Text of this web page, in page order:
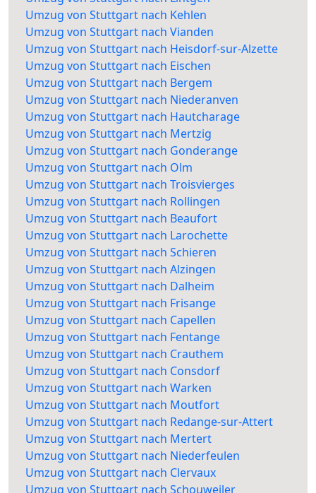
Umzug von Stuttgart nach Kehlen
Umzug von Stuttgart nach Vianden
Umzug von Stuttgart nach Heisdorf-sur-Alzette
Umzug von Stuttgart nach Eischen
Umzug von Stuttgart nach Bergem
Umzug von Stuttgart nach Niederanven
Umzug von Stuttgart nach Hautcharage
Umzug von Stuttgart nach Mertzig
Umzug von Stuttgart nach Gonderange
Umzug von Stuttgart nach Olm
Umzug von Stuttgart nach Troisvierges
Umzug von Stuttgart nach Rollingen
Umzug von Stuttgart nach Beaufort
Umzug von Stuttgart nach Larochette
Umzug von Stuttgart nach Schieren
Umzug von Stuttgart nach Alzingen
Umzug von Stuttgart nach Dalheim
Umzug von Stuttgart nach Frisange
Umzug von Stuttgart nach Capellen
Umzug von Stuttgart nach Fentange
Umzug von Stuttgart nach Crauthem
Umzug von Stuttgart nach Consdorf
Umzug von Stuttgart nach Warken
Umzug von Stuttgart nach Moutfort
Umzug von Stuttgart nach Redange-sur-Attert
Umzug von Stuttgart nach Mertert
Umzug von Stuttgart nach Niederfeulen
Umzug von Stuttgart nach Clervaux
Umzug von Stuttgart nach Schouweiler